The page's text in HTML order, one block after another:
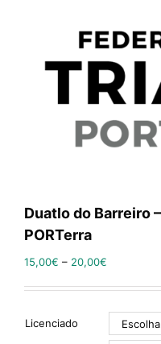
Duatlo do Barreiro
PORTerra
15,00€ – 20,00€
Licenciado